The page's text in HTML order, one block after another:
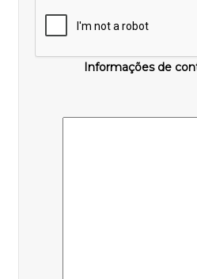
Informações de